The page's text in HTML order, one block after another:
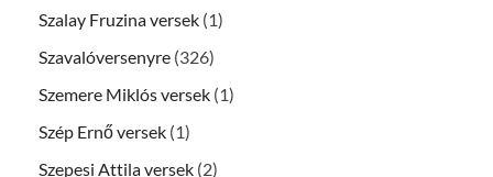
Szalay Fruzina versek (1)
Szavalóversenyre (326)
Szemere Miklós versek (1)
Szép Ernő versek (1)
Szepesi Attila versek (2)